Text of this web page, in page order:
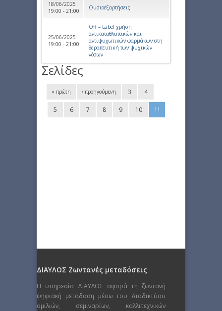
18/06/2025
19:00 - 21:00
Ουσιοεξαρτήσεις
25/06/2025
19:00 - 21:00
Off – Label χρήση
αντικαταθλιπτικών και
αντιψυχωτικών φαρμάκων στη
θεραπευτική των ψυχικών
νόσων
Σελίδες
« πρώτη ‹ προηγούμενη 3 4
5 6 7 8 9 10 11
ΔΙΑΥΛΟΣ Ζωντανές μεταδόσεις
Η υπηρεσία ΔΙΑΥΛΟΣ αφορά τη ζωντανή
ψηφιακή μετάδοση μέσω του Διαδικτύου
ομιλιών, σεμιναρίων, καλλιτεχνικών